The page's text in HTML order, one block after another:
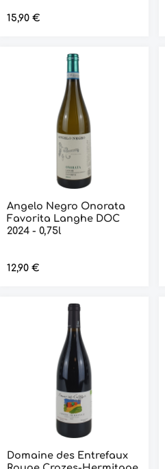
Regulärer Preis:
15,90 €
Angelo Negro Onorata
Favorita Langhe DOC
2024 - 0,75l
Regulärer Preis:
12,90 €
Domaine des Entrefaux